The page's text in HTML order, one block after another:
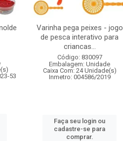
53
Varinha pega peixes - jogo
de pesca interativo para
criancas...
Código: 830097
Embalagem: Unidade
Caixa Com: 24 Unidade(s)
Inmetro: 004586/2019
Faça seu login ou
cadastre-se para
comprar.